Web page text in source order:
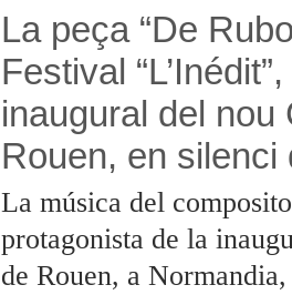
La peça “De
Festival
inaugural del
Rouen, en
La música del
protagonista de la
de Rouen, a